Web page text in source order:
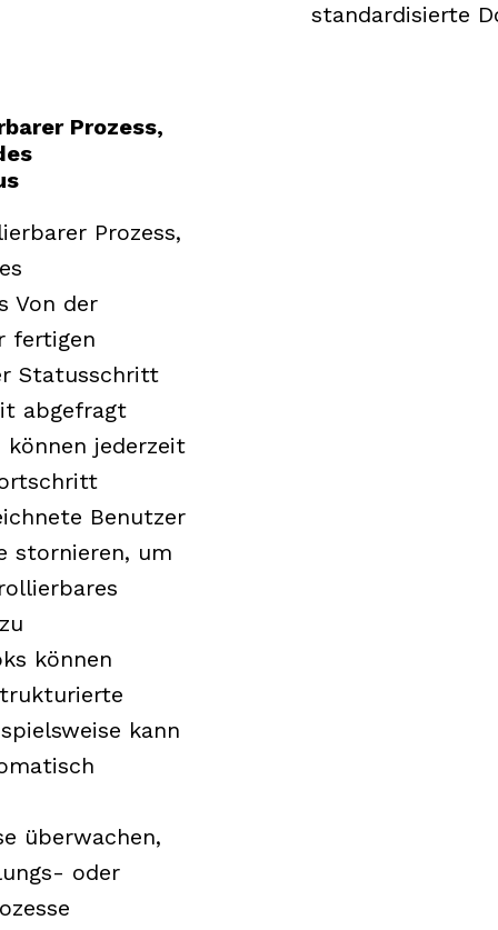
standardisierte
Prozess,
Prozess,
Von der
fertigen
Statusschritt
abgefragt
jederzeit
Benutzer
stornieren, um
können
kann
überwachen,
oder